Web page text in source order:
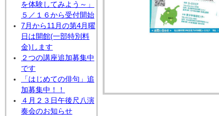
を体験してみよう～」
５／１６から受付開始
7月から11月の第4月曜
日は開館(一部特別料
金)します
２つの講座追加募集中
です
「はじめての俳句」追
加募集中！！
４月２３日午後尺八演
奏会のお知らせ